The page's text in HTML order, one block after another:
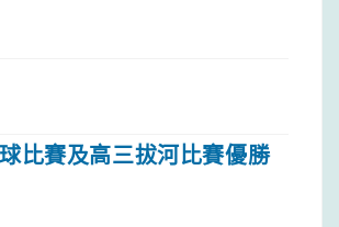
比賽及高三拔河比賽優勝